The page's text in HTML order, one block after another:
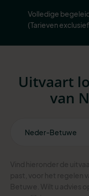
Volledige
(Tarieven
Uitvaart
van